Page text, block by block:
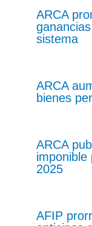
ARCA
sistema
ARCA
bienes
ARCA
imponible
2025
AFIP